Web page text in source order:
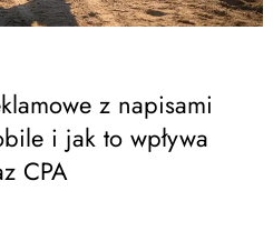
z napisami
i jak to wpływa
CPA